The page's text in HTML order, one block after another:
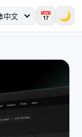
📅 🌙